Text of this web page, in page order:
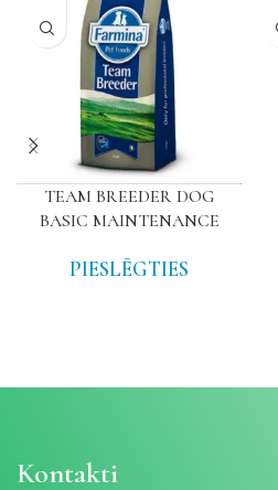
TEAM BREEDER DOG
BASIC MAINTENANCE
PIESLĒGTIES
Kontakti